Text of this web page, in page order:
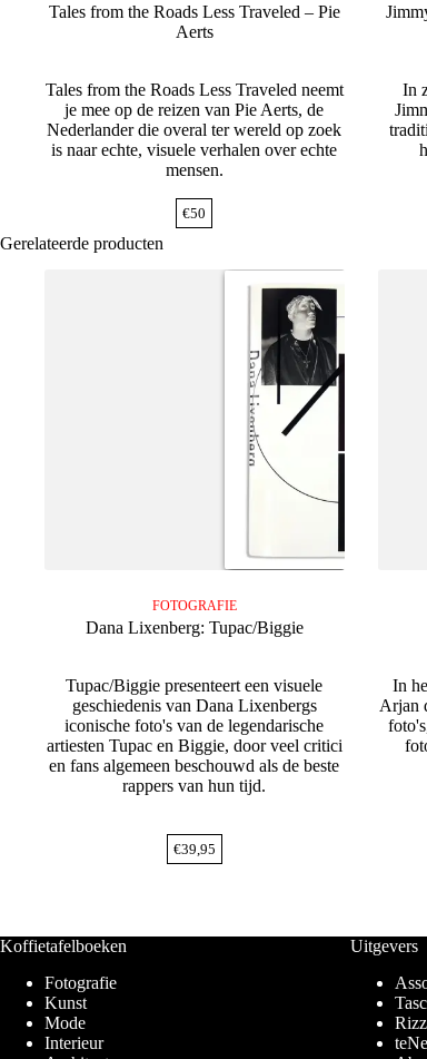
Tales from the Roads Less Traveled – Pie
Aerts
Tales from the Roads Less Traveled neemt
je mee op de reizen van Pie Aerts, de
Nederlander die overal ter wereld op zoek
is naar echte, visuele verhalen over echte
mensen.
€50
In
Gerelateerde producten
FOTOGRAFIE
Dana Lixenberg: Tupac/Biggie
Tupac/Biggie presenteert een visuele
geschiedenis van Dana Lixenbergs
iconische foto's van de legendarische
artiesten Tupac en Biggie, door veel critici
en fans algemeen beschouwd als de beste
rappers van hun tijd.
€39,95
In
Arjan
Koffietafelboeken
Fotografie
Kunst
Mode
Interieur
Uitgevers